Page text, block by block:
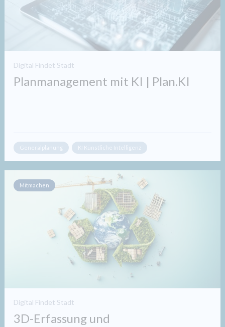
Digital Findet Stadt
Planmanagement mit KI | Plan.KI
Generalplanung KI Künstliche Intelligenz
Mitmachen
Digital Findet Stadt
3D-Erfassung und